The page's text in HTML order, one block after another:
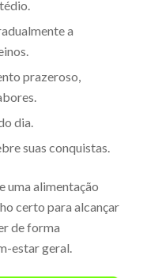
a
prazeroso,
dia.
suas conquistas.
uma alimentação
certo para alcançar
de forma
estar geral.